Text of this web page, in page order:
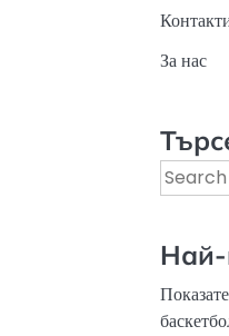
За нас
Search
for:
Най-